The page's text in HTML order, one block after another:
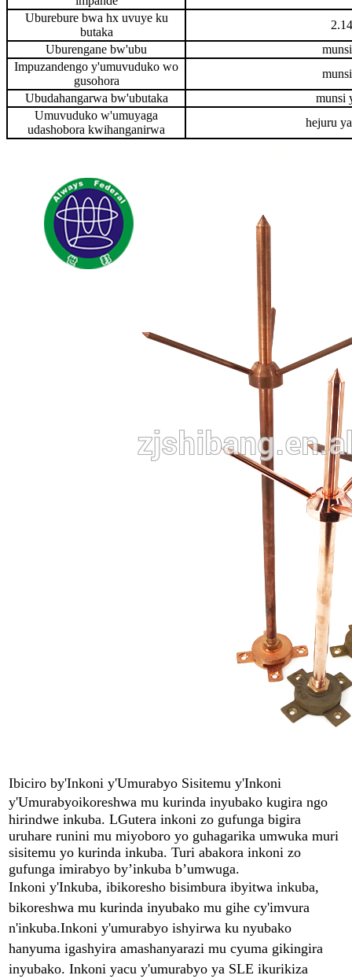
Uburebure bwa hx uvuye ku
butaka
Uburengane bw'ubu
Impuzandengo y'umuvuduko wo
gusohora
Ubudahangarwa bw'ubutaka
munsi
Umuvuduko w'umuyaga
udashobora kwihanganirwa
hejuru
Ibiciro by'Inkoni y'Umurabyo Sisitemu y'Inkoni
y'Umurabyoikoreshwa mu kurinda inyubako kugira ngo
hirindwe inkuba. LGutera inkoni zo gufunga bigira
uruhare runini mu miyoboro yo guhagarika umwuka muri
sisitemu yo kurinda inkuba. Turi abakora inkoni zo
gufunga imirabyo by’inkuba b’umwuga.
Inkoni y'Inkuba, ibikoresho bisimbura ibyitwa inkuba,
bikoreshwa mu kurinda inyubako mu gihe cy'imvura
n'inkuba.Inkoni y'umurabyo ishyirwa ku nyubako
hanyuma igashyira amashanyarazi mu cyuma gikingira
inyubako. Inkoni yacu y'umurabyo ya SLE ikurikiza